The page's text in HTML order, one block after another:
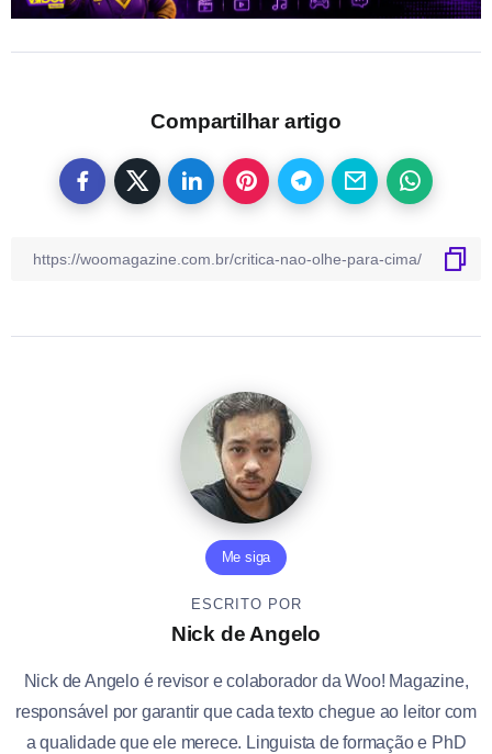
Compartilhar artigo
Me siga
ESCRITO POR
Nick de Angelo
Nick de Angelo é revisor e colaborador da Woo! Magazine,
responsável por garantir que cada texto chegue ao leitor com
a qualidade que ele merece. Linguista de formação e PhD